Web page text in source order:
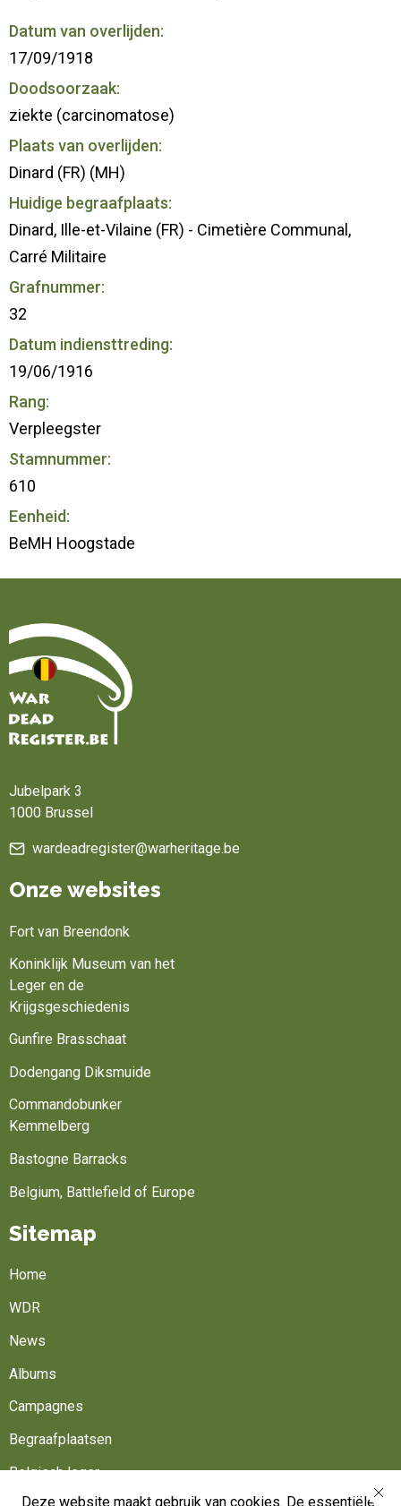
Deze website maakt gebruik van cookies. De essentiële
Datum van overlijden:
17/09/1918
Doodsoorzaak:
ziekte (carcinomatose)
Plaats van overlijden:
Dinard (FR) (MH)
Huidige begraafplaats:
Dinard, Ille-et-Vilaine (FR) - Cimetière Communal,
Carré Militaire
Grafnummer:
32
Datum indiensttreding:
19/06/1916
Rang:
Verpleegster
Stamnummer:
610
Eenheid:
BeMH Hoogstade
Jubelpark 3
1000 Brussel
wardeadregister@warheritage.be
Onze websites
Fort van Breendonk
Koninklijk Museum van het
Leger en de
Krijgsgeschiedenis
Gunfire Brasschaat
Dodengang Diksmuide
Commandobunker
Kemmelberg
Bastogne Barracks
Belgium, Battlefield of Europe
Sitemap
Home
WDR
News
Albums
Campagnes
Begraafplaatsen
Belgisch leger